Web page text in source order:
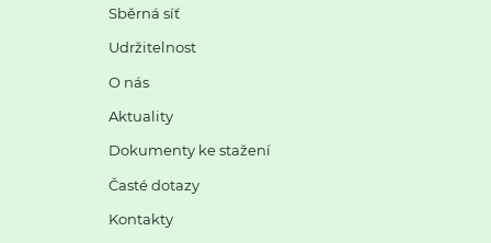
Sběrná síť
Udržitelnost
O nás
Aktuality
Dokumenty ke stažení
Časté dotazy
Kontakty